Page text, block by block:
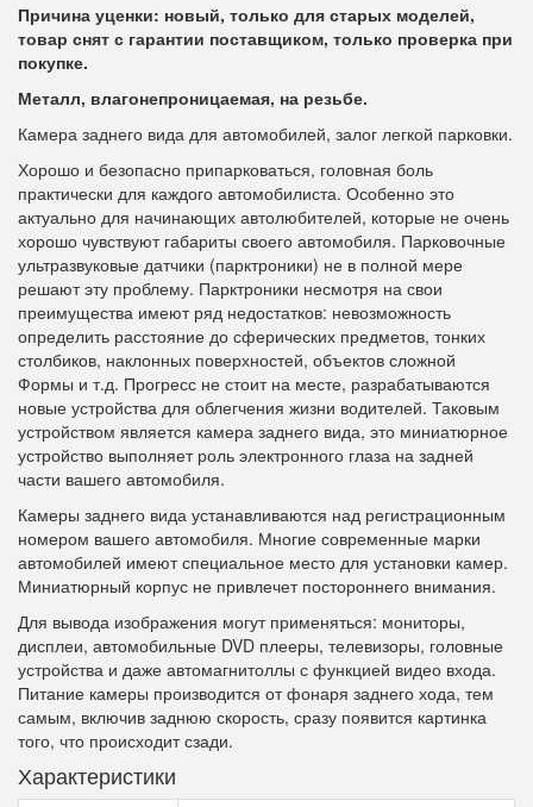
Причина уценки: новый, только для старых моделей,
товар снят с гарантии поставщиком, только проверка при
покупке.
Металл, влагонепроницаемая, на резьбе.
Камера заднего вида для автомобилей, залог легкой парковки.
Хорошо и безопасно припарковаться, головная боль
практически для каждого автомобилиста. Особенно это
актуально для начинающих автолюбителей, которые не очень
хорошо чувствуют габариты своего автомобиля. Парковочные
ультразвуковые датчики (парктроники) не в полной мере
решают эту проблему. Парктроники несмотря на свои
преимущества имеют ряд недостатков: невозможность
определить расстояние до сферических предметов, тонких
столбиков, наклонных поверхностей, объектов сложной
Формы и т.д. Прогресс не стоит на месте, разрабатываются
новые устройства для облегчения жизни водителей. Таковым
устройством является камера заднего вида, это миниатюрное
устройство выполняет роль электронного глаза на задней
части вашего автомобиля.
Камеры заднего вида устанавливаются над регистрационным
номером вашего автомобиля. Многие современные марки
автомобилей имеют специальное место для установки камер.
Миниатюрный корпус не привлечет постороннего внимания.
Для вывода изображения могут применяться: мониторы,
дисплеи, автомобильные DVD плееры, телевизоры, головные
устройства и даже автомагнитоллы с функцией видео входа.
Питание камеры производится от фонаря заднего хода, тем
самым, включив заднюю скорость, сразу появится картинка
того, что происходит сзади.
Характеристики